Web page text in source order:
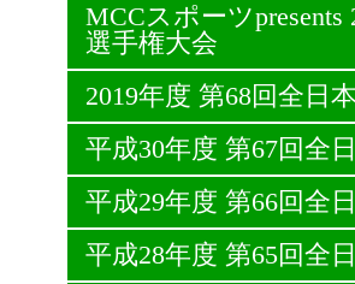
MCCスポーツ
選手権大会
2019年度 第68回全日
平成30年度 第67回全
平成29年度 第66回全
平成28年度 第65回全